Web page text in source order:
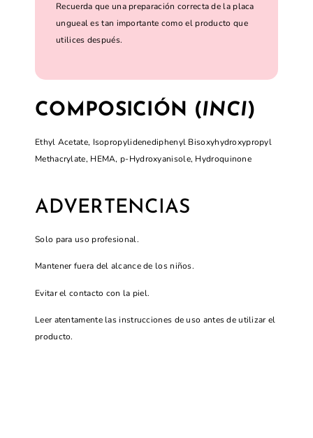
Recuerda que una preparación correcta de la placa
ungueal es tan importante como el producto que
utilices después.
COMPOSICIÓN (INCI)
Ethyl Acetate, Isopropylidenediphenyl Bisoxyhydroxypropyl
Methacrylate, HEMA, p-Hydroxyanisole, Hydroquinone
ADVERTENCIAS
Solo para uso profesional.
Mantener fuera del alcance de los niños.
Evitar el contacto con la piel.
Leer atentamente las instrucciones de uso antes de utilizar el
producto.